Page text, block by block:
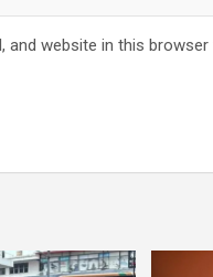
and website in this